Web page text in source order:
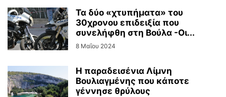
Τα δύο «χτυπήματα» του
30χρονου επιδειξία που
συνελήφθη στη Βούλα -Οι...
8 Μαΐου 2024
Η παραδεισένια Λίμνη
Βουλιαγμένης που κάποτε
γέννησε θρύλους